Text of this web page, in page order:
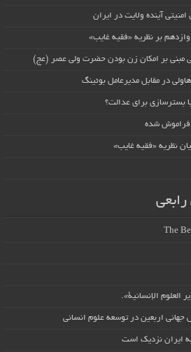
آینده ولایت در ایران
بر نظریه «فقیه غایب»
مبنی بر امکان زن بودن حضرت ولی عصر (عج)
در مقابل مدیرعامل بوئینگ
بسترسازی برای عدالت؟
فراموش شده
نظریه «فقیه غایب»
The
العلوم الإنسانية».
اربعین در توسعه علوم انسانی
ایران نزدیک است